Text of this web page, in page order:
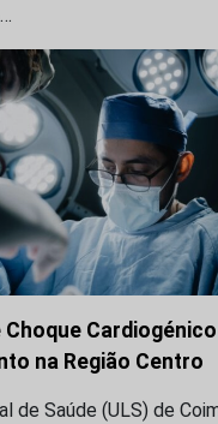
Choque
na Região Centro
de Saúde (ULS) de